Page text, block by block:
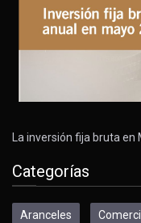
La inversión fija bruta en
Categorías
Aranceles